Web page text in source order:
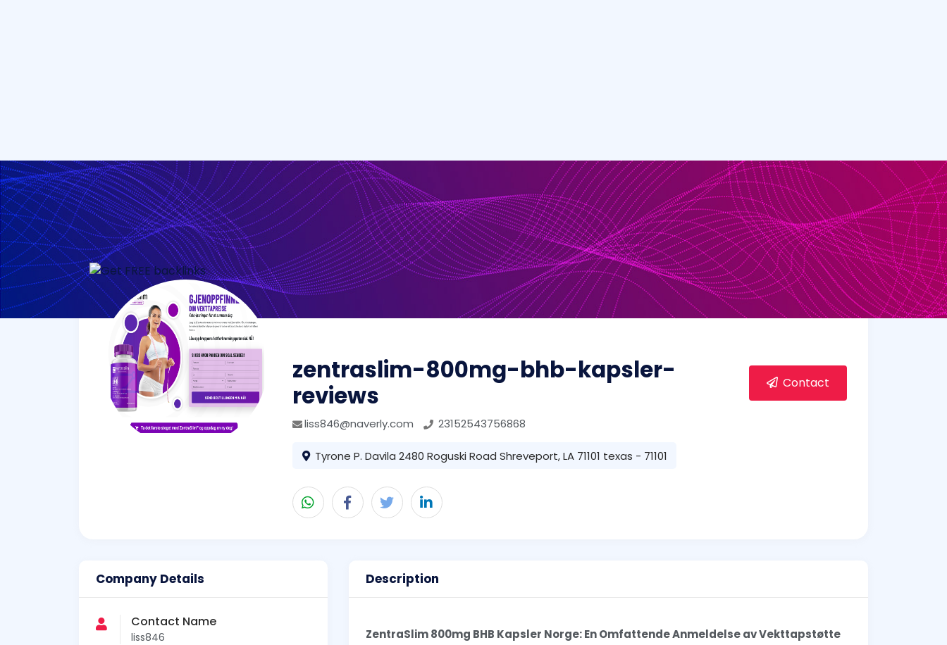
zentraslim-800mg-bhb-kapsler-
reviews
liss846@naverly.com 23152543756868
Tyrone P. Davila 2480 Roguski Road Shreveport, LA 71101 texas - 71101
Contact
Company Details
Contact Name
liss846
Description
ZentraSlim 800mg BHB Kapsler Norge: En Omfattende Anmeldelse av Vekttapstøtte